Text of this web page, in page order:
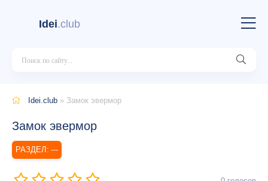
Idei.club
Idei.club » Замок эвермор
Замок эвермор
---